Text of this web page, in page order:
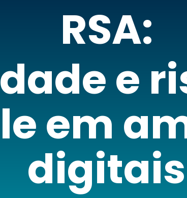
RSA:
e
em
digitais